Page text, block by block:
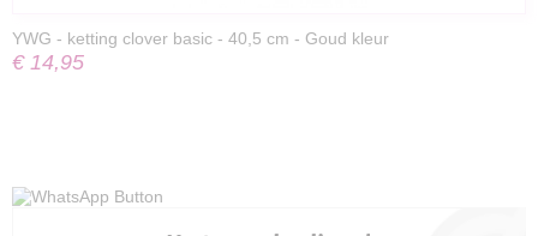
YWG - ketting clover basic - 40,5 cm - Goud kleur
€ 14,95